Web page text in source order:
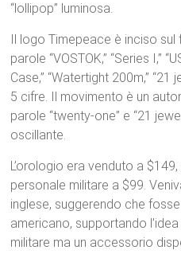
“lollipop” luminosa.
Il logo Timepeace è inciso
parole “VOSTOK,” “Series I,”
Case,” “Watertight 200m,” “21
5 cifre. Il movimento è un
parole “twenty-one” e “21
oscillante.
L’orologio era venduto a
personale militare a $99.
inglese, suggerendo che
americano, supportando
militare ma un accessorio